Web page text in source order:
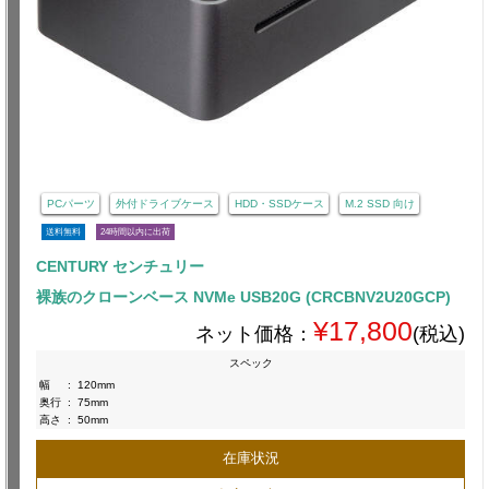
PCパーツ 外付ドライブケース HDD・SSDケース M.2 SSD 向け
送料無料 24時間以内に出荷
CENTURY センチュリー
裸族のクローンベース NVMe USB20G (CRCBNV2U20GCP)
ネット価格： ¥17,800(税込)
スペック
幅
:
120mm
奥行 :
75mm
高さ
: 50mm
在庫状況